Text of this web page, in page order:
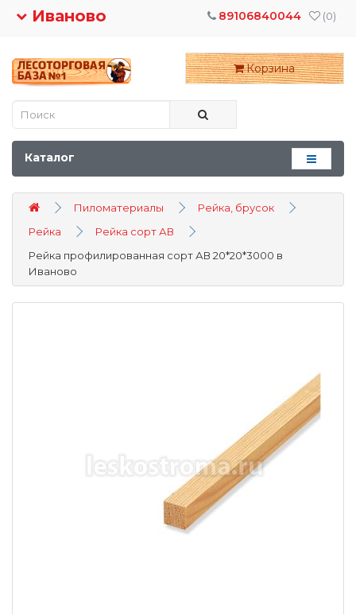
Иваново (0)
89106840044
Корзина
Каталог
Пиломатериалы
Рейка, брусок
Рейка
Рейка сорт АВ
Рейка профилированная сорт АВ 20*20*3000 в
Иваново